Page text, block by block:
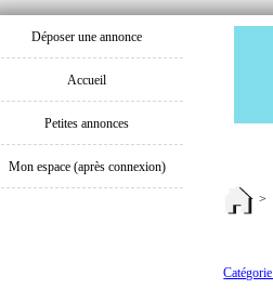
Déposer une annonce
Accueil
Petites annonces
Mon espace (après connexion)
>